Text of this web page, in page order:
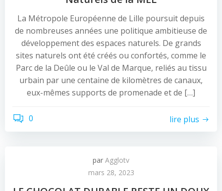
La Métropole Européenne de Lille poursuit depuis
de nombreuses années une politique ambitieuse de
développement des espaces naturels. De grands
sites naturels ont été créés ou confortés, comme le
Parc de la Deûle ou le Val de Marque, reliés au tissu
urbain par une centaine de kilomètres de canaux,
eux-mêmes supports de promenade et de […]
0 lire plus
par Agglotv
mars 28, 2023